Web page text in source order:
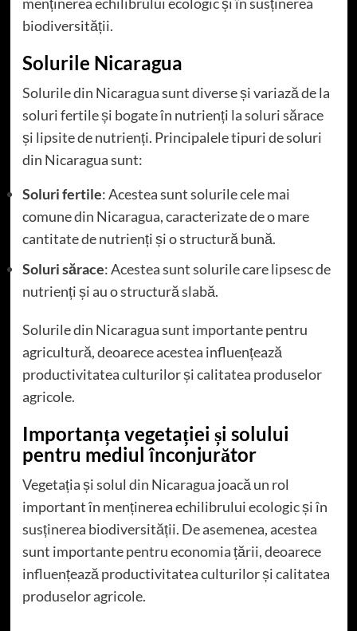
biodiversității.
Solurile Nicaragua
Solurile din Nicaragua sunt diverse și variază de la
soluri fertile și bogate în nutrienți la soluri sărace
și lipsite de nutrienți. Principalele tipuri de soluri
din Nicaragua sunt:
Soluri fertile: Acestea sunt solurile cele mai
comune din Nicaragua, caracterizate de o mare
cantitate de nutrienți și o structură bună.
Soluri sărace: Acestea sunt solurile care lipsesc de
nutrienți și au o structură slabă.
Solurile din Nicaragua sunt importante pentru
agricultură, deoarece acestea influențează
productivitatea culturilor și calitatea produselor
agricole.
Importanța vegetației și solului
pentru mediul înconjurător
Vegetația și solul din Nicaragua joacă un rol
important în menținerea echilibrului ecologic și în
susținerea biodiversității. De asemenea, acestea
sunt importante pentru economia țării, deoarece
influențează productivitatea culturilor și calitatea
produselor agricole.